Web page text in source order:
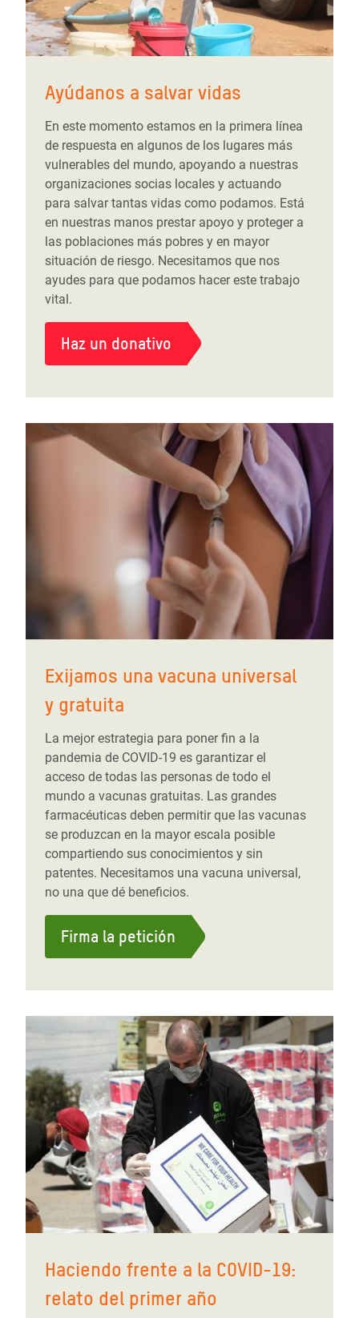
Ayúdanos a salvar vidas
En este momento estamos en la primera línea
de respuesta en algunos de los lugares más
vulnerables del mundo, apoyando a nuestras
organizaciones socias locales y actuando
para salvar tantas vidas como podamos. Está
en nuestras manos prestar apoyo y proteger a
las poblaciones más pobres y en mayor
situación de riesgo. Necesitamos que nos
ayudes para que podamos hacer este trabajo
vital.
Haz un donativo
Exijamos una vacuna universal
y gratuita
La mejor estrategia para poner fin a la
pandemia de COVID-19 es garantizar el
acceso de todas las personas de todo el
mundo a vacunas gratuitas. Las grandes
farmacéuticas deben permitir que las vacunas
se produzcan en la mayor escala posible
compartiendo sus conocimientos y sin
patentes. Necesitamos una vacuna universal,
no una que dé beneficios.
Firma la petición
Haciendo frente a la COVID-19:
relato del primer año